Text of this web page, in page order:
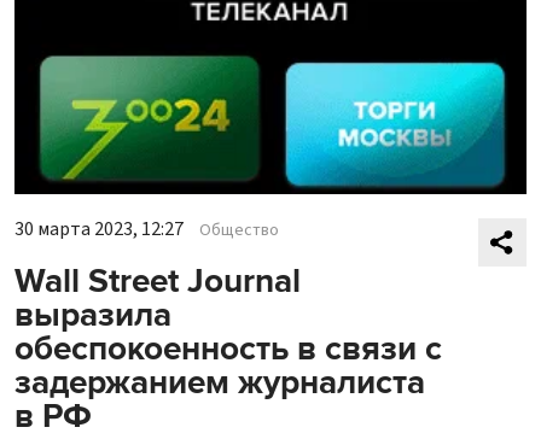
30 марта 2023, 12:27 Общество
Wall Street Journal
выразила
обеспокоенность в связи с
задержанием журналиста
в РФ